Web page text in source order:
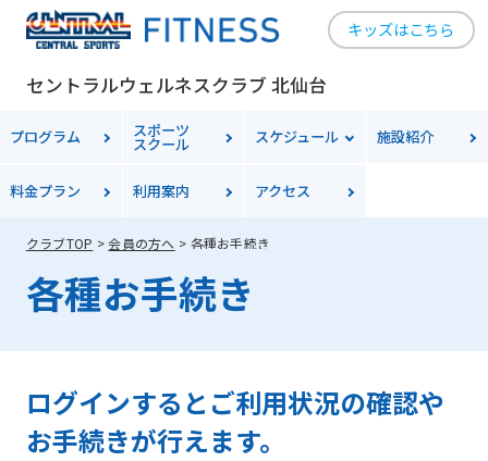
キッズはこちら
セントラルウェルネスクラブ 北仙台
プログラム スポーツ
スクール スケジュール 施設紹介
料金プラン 利用案内 アクセス
クラブTOP 会員の方へ 各種お手続き
各種お手続き
ログインするとご利用状況の確認や
お手続きが行えます。